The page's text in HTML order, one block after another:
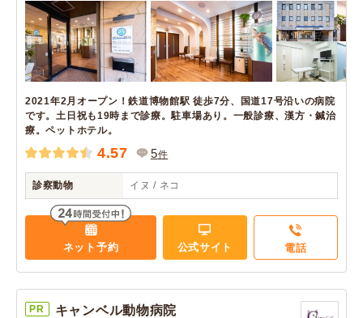
2021年2月オープン！鉄道博物館駅 徒歩7分、国道17号沿いの病院
です。土日祝も19時まで診療。駐車場あり。一般診療、漢方・鍼治
療。ペットホテル。
4.57 5件
診察動物 イヌ / ネコ
ネット予約 公式サイト 電話
PR キャンベル動物病院